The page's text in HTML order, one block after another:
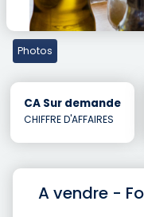
Photos
CA Sur demande
CHIFFRE D'AFFAIRES
A vendre -